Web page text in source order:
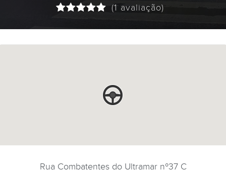
(1 avaliação)
Rua Combatentes do Ultramar nº37 C